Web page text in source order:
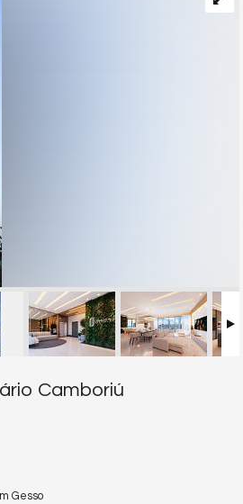
Camboriú
Gesso